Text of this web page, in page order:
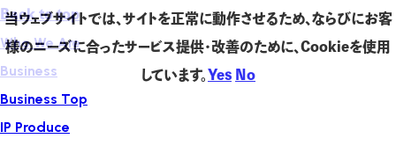
Back to top
Who We Are
Business
Business Top
IP Produce
当ウェブサイトでは、サイトを正常に動作させるため、ならびにお客
様のニーズに合ったサービス提供・改善のために、Cookieを使用
しています。Yes No